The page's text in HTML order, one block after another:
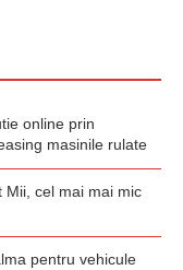
online prin
masinile rulate
Mii, cel mai mai mic
pentru vehicule